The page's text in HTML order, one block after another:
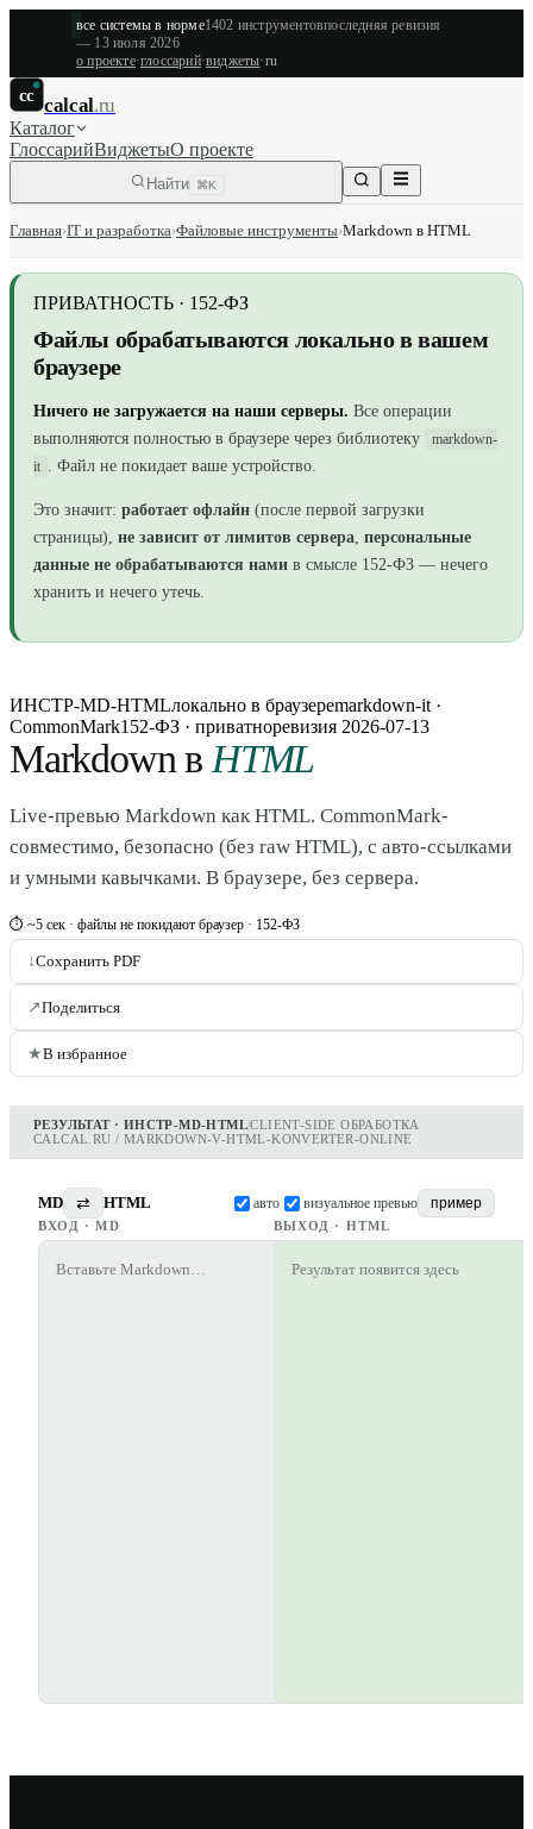
все системы в норме1402 инструментовпоследняя ревизия
— 13 июля 2026
о проекте·глоссарий·виджеты·ru
cc calcal.ru
Каталог
ГлоссарийВиджетыО проекте
Найти ⌘K
Главная›IT и разработка›Файловые инструменты›Markdown в HTML
ПРИВАТНОСТЬ · 152-ФЗ
Файлы обрабатываются локально в вашем
браузере
Ничего не загружается на наши серверы. Все операции
выполняются полностью в браузере через библиотеку
markdown-
it . Файл не покидает ваше устройство.
Это значит: работает офлайн (после первой загрузки
страницы), не зависит от лимитов сервера, персональные
данные не обрабатываются нами в смысле 152-ФЗ — нечего
хранить и нечего утечь.
ИНСТР-MD-HTMLлокально в браузереmarkdown-it ·
CommonMark152-ФЗ · приватноревизия 2026-07-13
Markdown в HTML
Live-превью Markdown как HTML. CommonMark-
совместимо, безопасно (без raw HTML), с авто-ссылками
и умными кавычками. В браузере, без сервера.
⏱ ~5 сек · файлы не покидают браузер · 152-ФЗ
↓Сохранить PDF
↗Поделиться
★В избранное
РЕЗУЛЬТАТ · ИНСТР-MD-HTML|CLIENT-SIDE ОБРАБОТКА
CALCAL.RU / MARKDOWN-V-HTML-KONVERTER-ONLINE
MD ⇄ HTML авто визуальное превью пример
ВХОД ·MD ВЫХОД · HTML